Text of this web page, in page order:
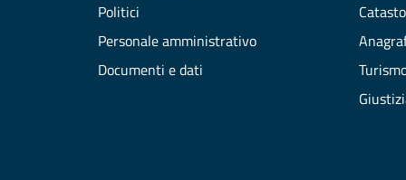
Politici
Personale amministrativo
Documenti e dati